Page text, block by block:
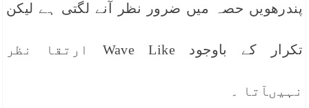
پندرھویں حصہ میں ضرور نظر آنے لگتی ہے لیکن
تکرار کے باوجود Wave Like ارتقا نظر
نہیںآتا ۔